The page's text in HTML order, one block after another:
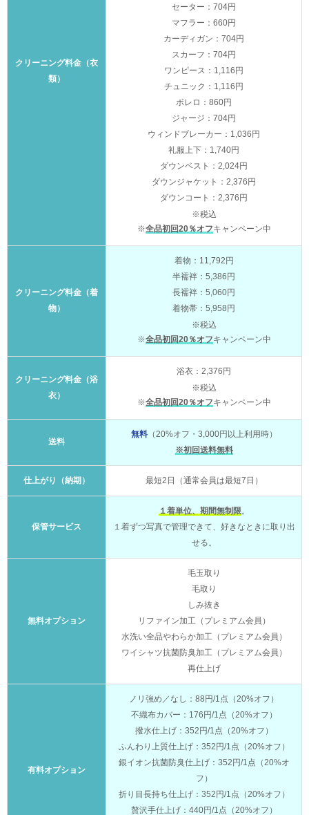
クリーニング料金（衣
類）
セーター：704円
マフラー：660円
カーディガン：704円
スカーフ：704円
ワンピース：1,116円
チュニック：1,116円
ボレロ：860円
ジャージ：704円
ウィンドブレーカー：1,036円
礼服上下：1,740円
ダウンベスト：2,024円
ダウンジャケット：2,376円
ダウンコート：2,376円
※税込
※全品初回20％オフキャンペーン中
クリーニング料金（着
物）
着物：11,792円
半襦袢：5,386円
長襦袢：5,060円
着物帯：5,958円
※税込
※全品初回20％オフキャンペーン中
クリーニング料金（浴
衣）
浴衣：2,376円
※税込
※全品初回20％オフキャンペーン中
送料
無料（20%オフ・3,000円以上利用時）
※初回送料無料
仕上がり（納期） 最短2日（通常会員は最短7日）
保管サービス
１着単位、期間無制限。
１着ずつ写真で管理できて、好きなときに取り出
せる。
無料オプション
毛玉取り
毛取り
しみ抜き
リファイン加工（プレミアム会員）
水洗い全品やわらか加工（プレミアム会員）
ワイシャツ抗菌防臭加工（プレミアム会員）
再仕上げ
有料オプション
ノリ強め／なし：88円/1点（20%オフ）
不織布カバー：176円/1点（20%オフ）
撥水仕上げ：352円/1点（20%オフ）
ふんわり上質仕上げ：352円/1点（20%オフ）
銀イオン抗菌防臭仕上げ：352円/1点（20%オ
フ）
折り目長持ち仕上げ：352円/1点（20%オフ）
贅沢手仕上げ：440円/1点（20%オフ）